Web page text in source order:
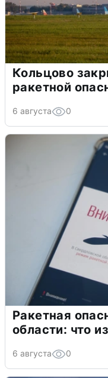
Кольцово
ракетной
6 августа 0
Ракетная
области: что
6 августа 0